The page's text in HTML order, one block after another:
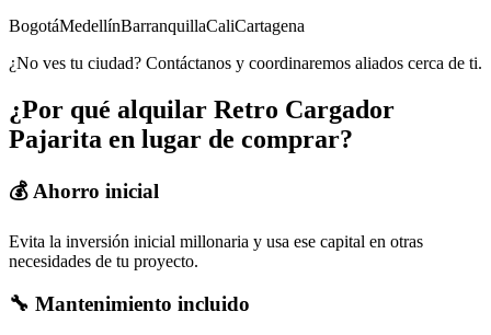
BogotáMedellínBarranquillaCaliCartagena
¿No ves tu ciudad? Contáctanos y coordinaremos aliados cerca de ti.
¿Por qué alquilar Retro Cargador
Pajarita en lugar de comprar?
💰 Ahorro inicial
Evita la inversión inicial millonaria y usa ese capital en otras
necesidades de tu proyecto.
🔧 Mantenimiento incluido